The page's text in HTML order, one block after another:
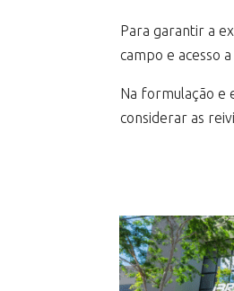
Para garantir a
campo e acesso
Na formulação e
considerar as